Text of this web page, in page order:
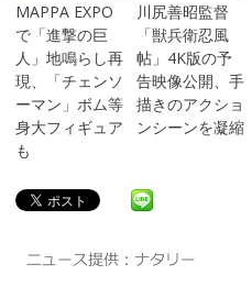
MAPPA EXPO
で「進撃の巨
人」地鳴らし再
現、「チェンソ
ーマン」ボム等
身大フィギュア
も
川尻善昭監督
「獣兵衛忍風
帖」4K版の予
告映像公開、手
描きのアクショ
ンシーンを凝縮